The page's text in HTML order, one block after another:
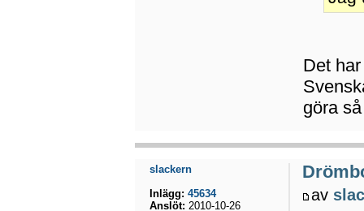
Det
göra
av
slackern
Inlägg: 45634
Anslöt: 2010-10-26